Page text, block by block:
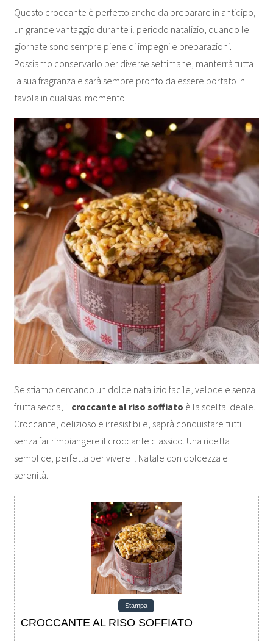
Questo croccante è perfetto anche da preparare in anticipo,
un grande vantaggio durante il periodo natalizio, quando le
giornate sono sempre piene di impegni e preparazioni.
Possiamo conservarlo per diverse settimane, manterrà tutta
la sua fragranza e sarà sempre pronto da essere portato in
tavola in qualsiasi momento.
Se stiamo cercando un dolce natalizio facile, veloce e senza
frutta secca, il croccante al riso soffiato è la scelta ideale.
Croccante, delizioso e irresistibile, saprà conquistare tutti
senza far rimpiangere il croccante classico. Una ricetta
semplice, perfetta per vivere il Natale con dolcezza e
serenità.
Stampa
CROCCANTE AL RISO SOFFIATO